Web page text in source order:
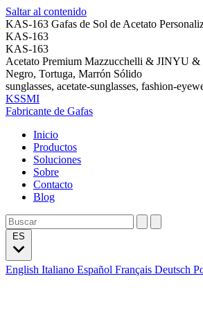
Saltar al contenido
KAS-163 Gafas de Sol de Acetato
KAS-163
KAS-163
Acetato Premium Mazzucchelli & JINYU &
Negro, Tortuga, Marrón Sólido
sunglasses, acetate-sunglasses, fashion-
KSSMI
Fabricante de Gafas
Inicio
Productos
Soluciones
Sobre
Contacto
Blog
English Italiano Español Français Deutsch